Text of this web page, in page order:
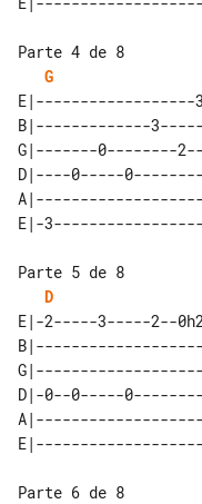
Parte 4 de 8
G
E|------------------
B|-------------
G|-------0--------
D|----0-----
Parte 5 de 8
D
E|-2-----3-----2--
D|-0--0-----
Parte 6 de 8